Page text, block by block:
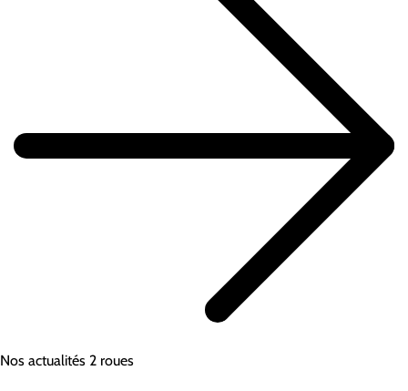
Nos actualités 2 roues